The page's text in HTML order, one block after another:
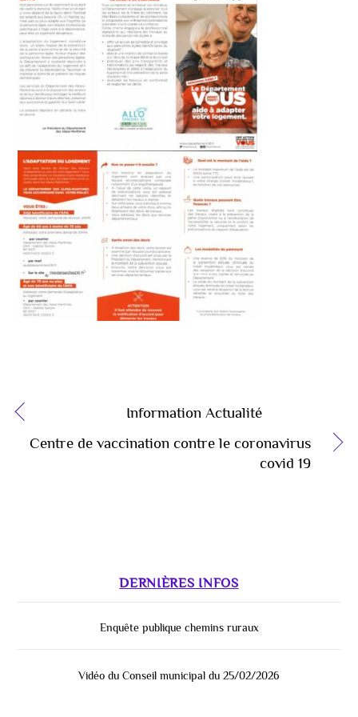
Information Actualité
Centre de vaccination contre le coronavirus
covid 19
DERNIÈRES INFOS
Enquête publique chemins ruraux
Vidéo du Conseil municipal du 25/02/2026